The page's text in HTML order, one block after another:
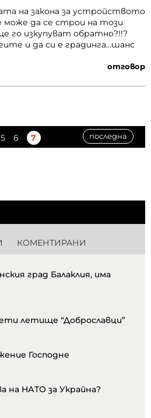
на закона за устройството
може да се строи на този
го изкупуват обратно?!!?
и да си е градинга...шанс
отговор
5 6 7 последна
КОМЕНТИРАНИ
град Балаклия, има
летище “Доброславци”
Господне
на НАТО за Украйна?